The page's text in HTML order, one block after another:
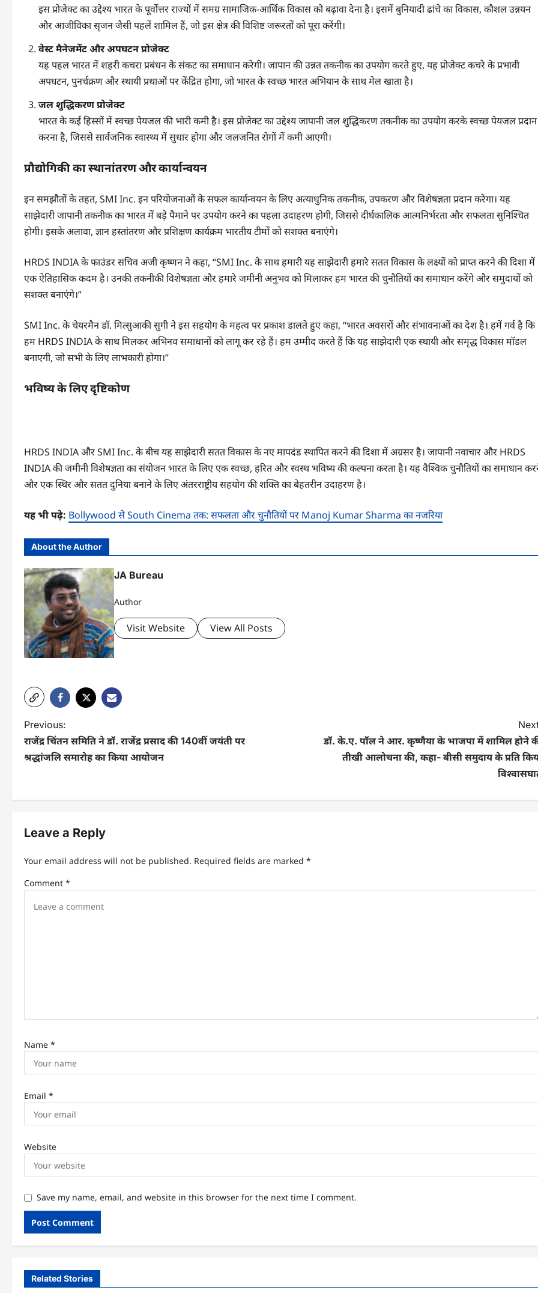
इस प्रोजेक्ट का उद्देश्य भारत के पूर्वोत्तर राज्यों में समग्र सामाजिक-आर्थिक विकास को बढ़ावा देना है। इसमें बुनियादी ढांचे का विकास, कौशल उन्नयन
और आजीविका सृजन जैसी पहलें शामिल हैं, जो इस क्षेत्र की विशिष्ट जरूरतों को पूरा करेंगी।
वेस्ट मैनेजमेंट और अपघटन प्रोजेक्ट
यह पहल भारत में शहरी कचरा प्रबंधन के संकट का समाधान करेगी। जापान की उन्नत तकनीक का उपयोग करते हुए, यह प्रोजेक्ट कचरे के प्रभावी
अपघटन, पुनर्चक्रण और स्थायी प्रथाओं पर केंद्रित होगा, जो भारत के स्वच्छ भारत अभियान के साथ मेल खाता है।
जल शुद्धिकरण प्रोजेक्ट
भारत के कई हिस्सों में स्वच्छ पेयजल की भारी कमी है। इस प्रोजेक्ट का उद्देश्य जापानी जल शुद्धिकरण तकनीक का उपयोग करके स्वच्छ पेयजल प्रदान
करना है, जिससे सार्वजनिक स्वास्थ्य में सुधार होगा और जलजनित रोगों में कमी आएगी।
प्रौद्योगिकी का स्थानांतरण और कार्यान्वयन
इन समझौतों के तहत, SMI Inc. इन परियोजनाओं के सफल कार्यान्वयन के लिए अत्याधुनिक तकनीक, उपकरण और विशेषज्ञता प्रदान करेगा। यह
साझेदारी जापानी तकनीक का भारत में बड़े पैमाने पर उपयोग करने का पहला उदाहरण होगी, जिससे दीर्घकालिक आत्मनिर्भरता और सफलता सुनिश्चित
होगी। इसके अलावा, ज्ञान हस्तांतरण और प्रशिक्षण कार्यक्रम भारतीय टीमों को सशक्त बनाएंगे।
HRDS INDIA के फाउंडर सचिव अजी कृष्णन ने कहा, “SMI Inc. के साथ हमारी यह साझेदारी हमारे सतत विकास के लक्ष्यों को प्राप्त करने की दिशा में
एक ऐतिहासिक कदम है। उनकी तकनीकी विशेषज्ञता और हमारे जमीनी अनुभव को मिलाकर हम भारत की चुनौतियों का समाधान करेंगे और समुदायों को
सशक्त बनाएंगे।”
SMI Inc. के चेयरमैन डॉ. मित्सुआकी सुगी ने इस सहयोग के महत्व पर प्रकाश डालते हुए कहा, “भारत अवसरों और संभावनाओं का देश है। हमें गर्व है कि
हम HRDS INDIA के साथ मिलकर अभिनव समाधानों को लागू कर रहे हैं। हम उम्मीद करते हैं कि यह साझेदारी एक स्थायी और समृद्ध विकास मॉडल
बनाएगी, जो सभी के लिए लाभकारी होगा।”
भविष्य के लिए दृष्टिकोण
HRDS INDIA और SMI Inc. के बीच यह साझेदारी सतत विकास के नए मापदंड स्थापित करने की दिशा में अग्रसर है। जापानी नवाचार और HRDS
INDIA की जमीनी विशेषज्ञता का संयोजन भारत के लिए एक स्वच्छ, हरित और स्वस्थ भविष्य की कल्पना करता है। यह वैश्विक चुनौतियों का समाधान
और एक स्थिर और सतत दुनिया बनाने के लिए अंतरराष्ट्रीय सहयोग की शक्ति का बेहतरीन उदाहरण है।
यह भी पढ़े: Bollywood से South Cinema तक: सफलता और चुनौतियों पर Manoj Kumar Sharma का नजरिया
About the Author
JA Bureau
Author
Visit Website View All Posts
P
o
a
v
i
Previous:
राजेंद्र चिंतन समिति ने डॉ. राजेंद्र प्रसाद की 140वीं जयंती पर
श्रद्धांजलि समारोह का किया आयोजन
डॉ. के.ए. पॉल ने आर. कृष्णैया के भाजपा में शामिल होने
तीखी आलोचना की, कहा- बीसी समुदाय के प्रति
Leave a Reply
Your email address will not be published. Required fields are marked *
Comment *
Name *
Email *
Website
Save my name, email, and website in this browser for the next time I comment.
Related Stories